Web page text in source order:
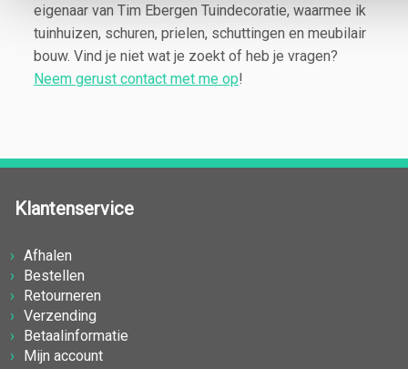
eigenaar van Tim Ebergen Tuindecoratie, waarmee ik
tuinhuizen, schuren, prielen, schuttingen en meubilair
bouw. Vind je niet wat je zoekt of heb je vragen?
Neem gerust contact met me op!
Klantenservice
Afhalen
Bestellen
Retourneren
Verzending
Betaalinformatie
Mijn account